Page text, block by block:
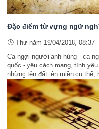
Đặc điểm từ vựng ngữ
Thứ năm 19/04/2018, 08:37
Ca ngợi người anh hùng - ca
quốc - yêu cách mạng, tình
những tên đất tên miền cụ